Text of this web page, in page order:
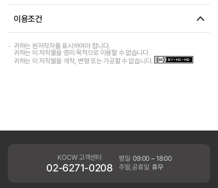
이용조건
귀하는 원저작자를 표시하여야 합니다.
귀하는 이 저작물을 영리 목적으로 이용할 수 없습니다.
귀하는 이 저작물을 개작, 변형 또는 가공할 수 없습니다.
KOCW 고객센터
02-6271-0208
평일 09:00 ~ 18:00
주말,공휴일 휴무